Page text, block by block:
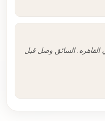
السائق وصل قبل